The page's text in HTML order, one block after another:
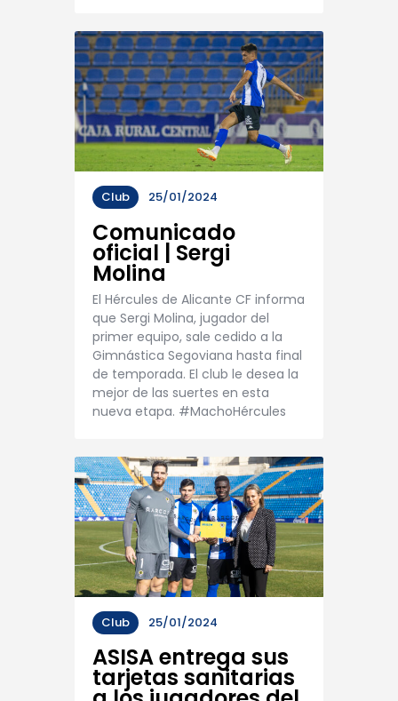
Club 25/01/2024
Comunicado
oficial | Sergi
Molina
El Hércules de Alicante CF informa
que Sergi Molina, jugador del
primer equipo, sale cedido a la
Gimnástica Segoviana hasta final
de temporada. El club le desea la
mejor de las suertes en esta
nueva etapa. #MachoHércules
Club 25/01/2024
ASISA entrega sus
tarjetas sanitarias